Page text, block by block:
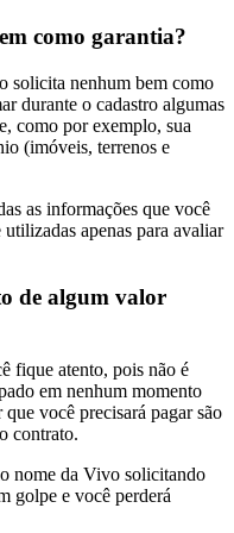
como garantia?
solicita nenhum bem como
durante o cadastro algumas
como por exemplo, sua
(imóveis, terrenos e
as informações que você
apenas para avaliar
de algum valor
fique atento, pois não é
em nenhum momento
você precisará pagar são
contrato.
nome da Vivo solicitando
golpe e você perderá